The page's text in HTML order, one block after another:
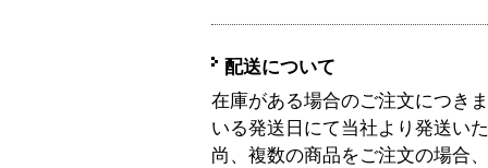
配送について
在庫がある場合のご注文につき
いる発送日にて当社より発送い
尚、複数の商品をご注文の場合